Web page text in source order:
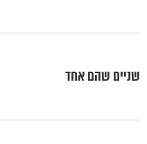
שניים שהם אחד